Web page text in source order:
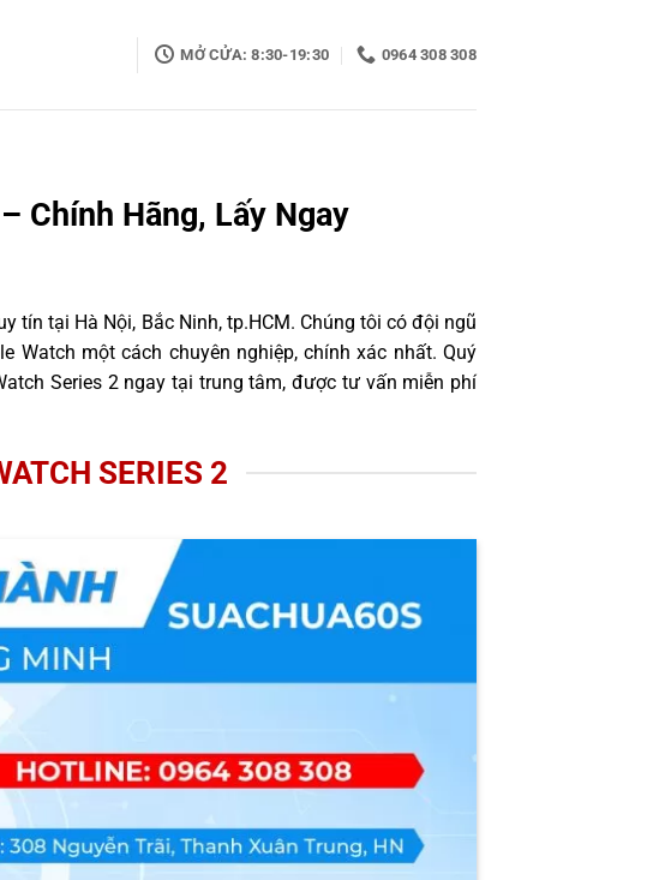
MỞ CỬA: 8:30-19:30 0964 308 308
Chính Hãng, Lấy Ngay
tín tại Hà Nội, Bắc Ninh, tp.HCM. Chúng tôi có đội ngũ
Watch một cách chuyên nghiệp, chính xác nhất. Quý
Series 2 ngay tại trung tâm, được tư vấn miễn phí
SERIES 2